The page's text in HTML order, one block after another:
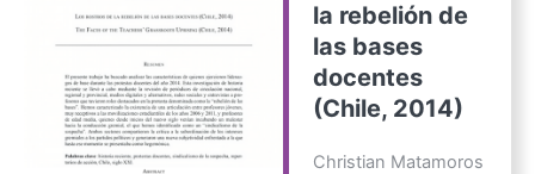
la rebelión de
las bases
docentes
(Chile, 2014)
Christian Matamoros